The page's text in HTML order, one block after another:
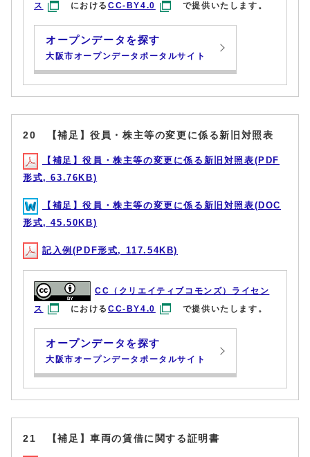
ス
におけるCC-BY4.0 で提供いたします。
オープンデータを探す
大阪市オープンデータポータルサイト
20 【補足】役員・株主等の変更に係る新旧対照表
【補足】役員・株主等の変更に係る新旧対照表(PDF
形式, 63.76KB)
【補足】役員・株主等の変更に係る新旧対照表(DOC
形式, 45.50KB)
記入例(PDF形式, 117.54KB)
CC（クリエイティブコモンズ）ライセン
ス
におけるCC-BY4.0 で提供いたします。
オープンデータを探す
大阪市オープンデータポータルサイト
21 【補足】車両の賃借に関する証明書